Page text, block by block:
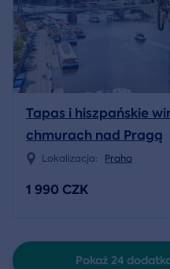
Tapas i hiszpańskie
chmurach nad Pragą
Lokalizacja: Praha
1 990 CZK
Pokaż 24